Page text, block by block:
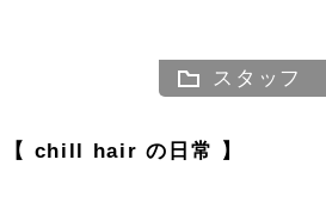
スタッフ
【 chill hair の日常 】